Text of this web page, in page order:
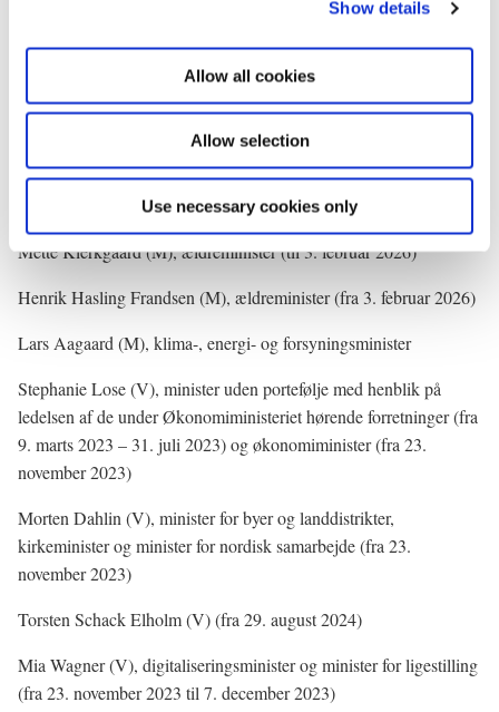
Show details
Allow all cookies
Allow selection
Use necessary cookies only
Marie Bjerre (V), digitaliseringsminister og minister for ligestilling
(til 23. november 2023) og digitaliseringsminister og minister for
ligestilling (fra 7. december 2023 til 29. august 2025) og
europaminister (fra 29. august 2024)
Caroline Stage Olsen (M), digitaliseringsminister (fra 29. august
Mette Kierkgaard (M), ældreminister (til 3. februar 2026)
Henrik Hasling Frandsen (M), ældreminister (fra 3. februar 2026)
Lars Aagaard (M), klima-, energi- og forsyningsminister
Stephanie Lose (V), minister uden portefølje med henblik på
ledelsen af de under Økonomiministeriet hørende forretninger (fra
9. marts 2023 – 31. juli 2023) og økonomiminister (fra 23.
november 2023)
Morten Dahlin (V), minister for byer og landdistrikter,
kirkeminister og minister for nordisk samarbejde (fra 23.
november 2023)
Torsten Schack Elholm (V) (fra 29. august 2024)
Mia Wagner (V), digitaliseringsminister og minister for ligestilling
(fra 23. november 2023 til 7. december 2023)